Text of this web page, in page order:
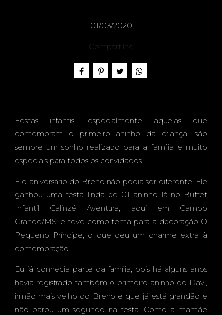
O -
BREN
O, 1
ANO -
GALIN
01/03/2020
Compartilhe
Festas infantis, especialmente aquelas que
comemoram o primeiro aninho da criança, são
sempre um sonho realizado para a família e muito
especiais para todos os convidados.
E o aniversário do Breno não podia ser diferente. Ele
ganhou uma festa linda de 01 aninho lá no Buffet
Infantil Galinzé Aventura, aqui em Campo
Grande/MS, e teve como tema para a decoração O
Pequeno Príncipe, o que deu um charme extra à
comemoração.
Eu já conhecia parte da família, pois há alguns anos
havia registrado também o primeiro aninho do Davi,
irmão mais velho do Breno e que já está grandão e
não parou um segundo na festa. Como a mamãe